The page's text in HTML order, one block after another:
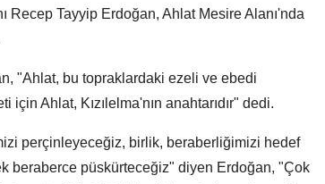
Recep Tayyip Erdoğan, Ahlat Mesire Alanı'nda
"Ahlat, bu topraklardaki ezeli ve ebedi
Ahlat, Kızılelma'nın anahtarıdır" dedi.
perçinleyeceğiz, birlik, beraberliğimizi hedef
beraberce püskürteceğiz" diyen Erdoğan, "Çok